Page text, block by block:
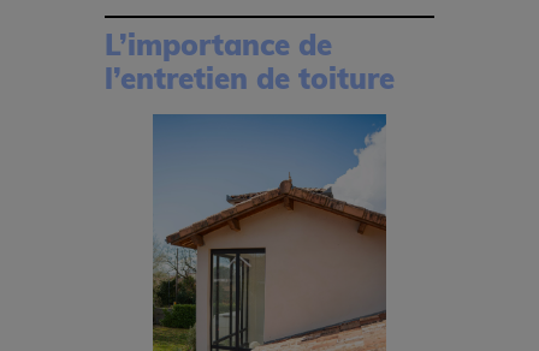
L’importance de
l’entretien de toiture